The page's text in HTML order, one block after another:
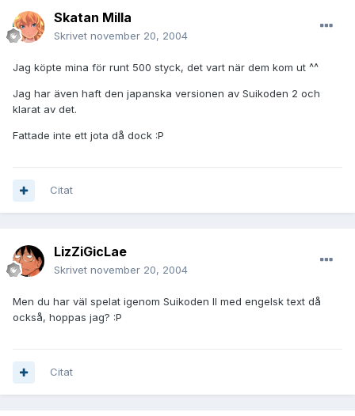
Skatan Milla
Skrivet november 20, 2004
Jag köpte mina för runt 500 styck, det vart när dem kom ut ^^
Jag har även haft den japanska versionen av Suikoden 2 och
klarat av det.
Fattade inte ett jota då dock :P
Citat
LizZiGicLae
Skrivet november 20, 2004
Men du har väl spelat igenom Suikoden II med engelsk text då
också, hoppas jag? :P
Citat